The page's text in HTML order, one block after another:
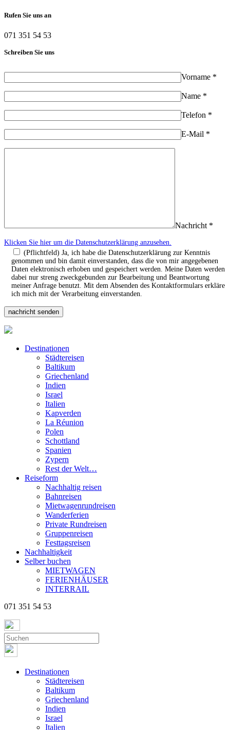
Rufen Sie uns an
071 351 54 53
Schreiben Sie uns
Vorname *
Name *
Telefon *
E-Mail *
Nachricht *
Klicken Sie hier um die Datenschutzerklärung anzusehen.
(Pflichtfeld) Ja, ich habe die Datenschutzerklärung zur Kenntnis
genommen und bin damit einverstanden, dass die von mir angegebenen
Daten elektronisch erhoben und gespeichert werden. Meine Daten werden
dabei nur streng zweckgebunden zur Bearbeitung und Beantwortung
meiner Anfrage benutzt. Mit dem Absenden des Kontaktformulars erkläre
ich mich mit der Verarbeitung einverstanden.
Destinationen
Städtereisen
Baltikum
Griechenland
Indien
Israel
Italien
Kapverden
La Réunion
Polen
Schottland
Spanien
Zypern
Rest der Welt…
Reiseform
Nachhaltig reisen
Bahnreisen
Mietwagenrundreisen
Wanderferien
Private Rundreisen
Gruppenreisen
Festtagsreisen
Nachhaltigkeit
Selber buchen
MIETWAGEN
FERIENHÄUSER
INTERRAIL
071 351 54 53
Destinationen
Städtereisen
Baltikum
Griechenland
Indien
Israel
Italien